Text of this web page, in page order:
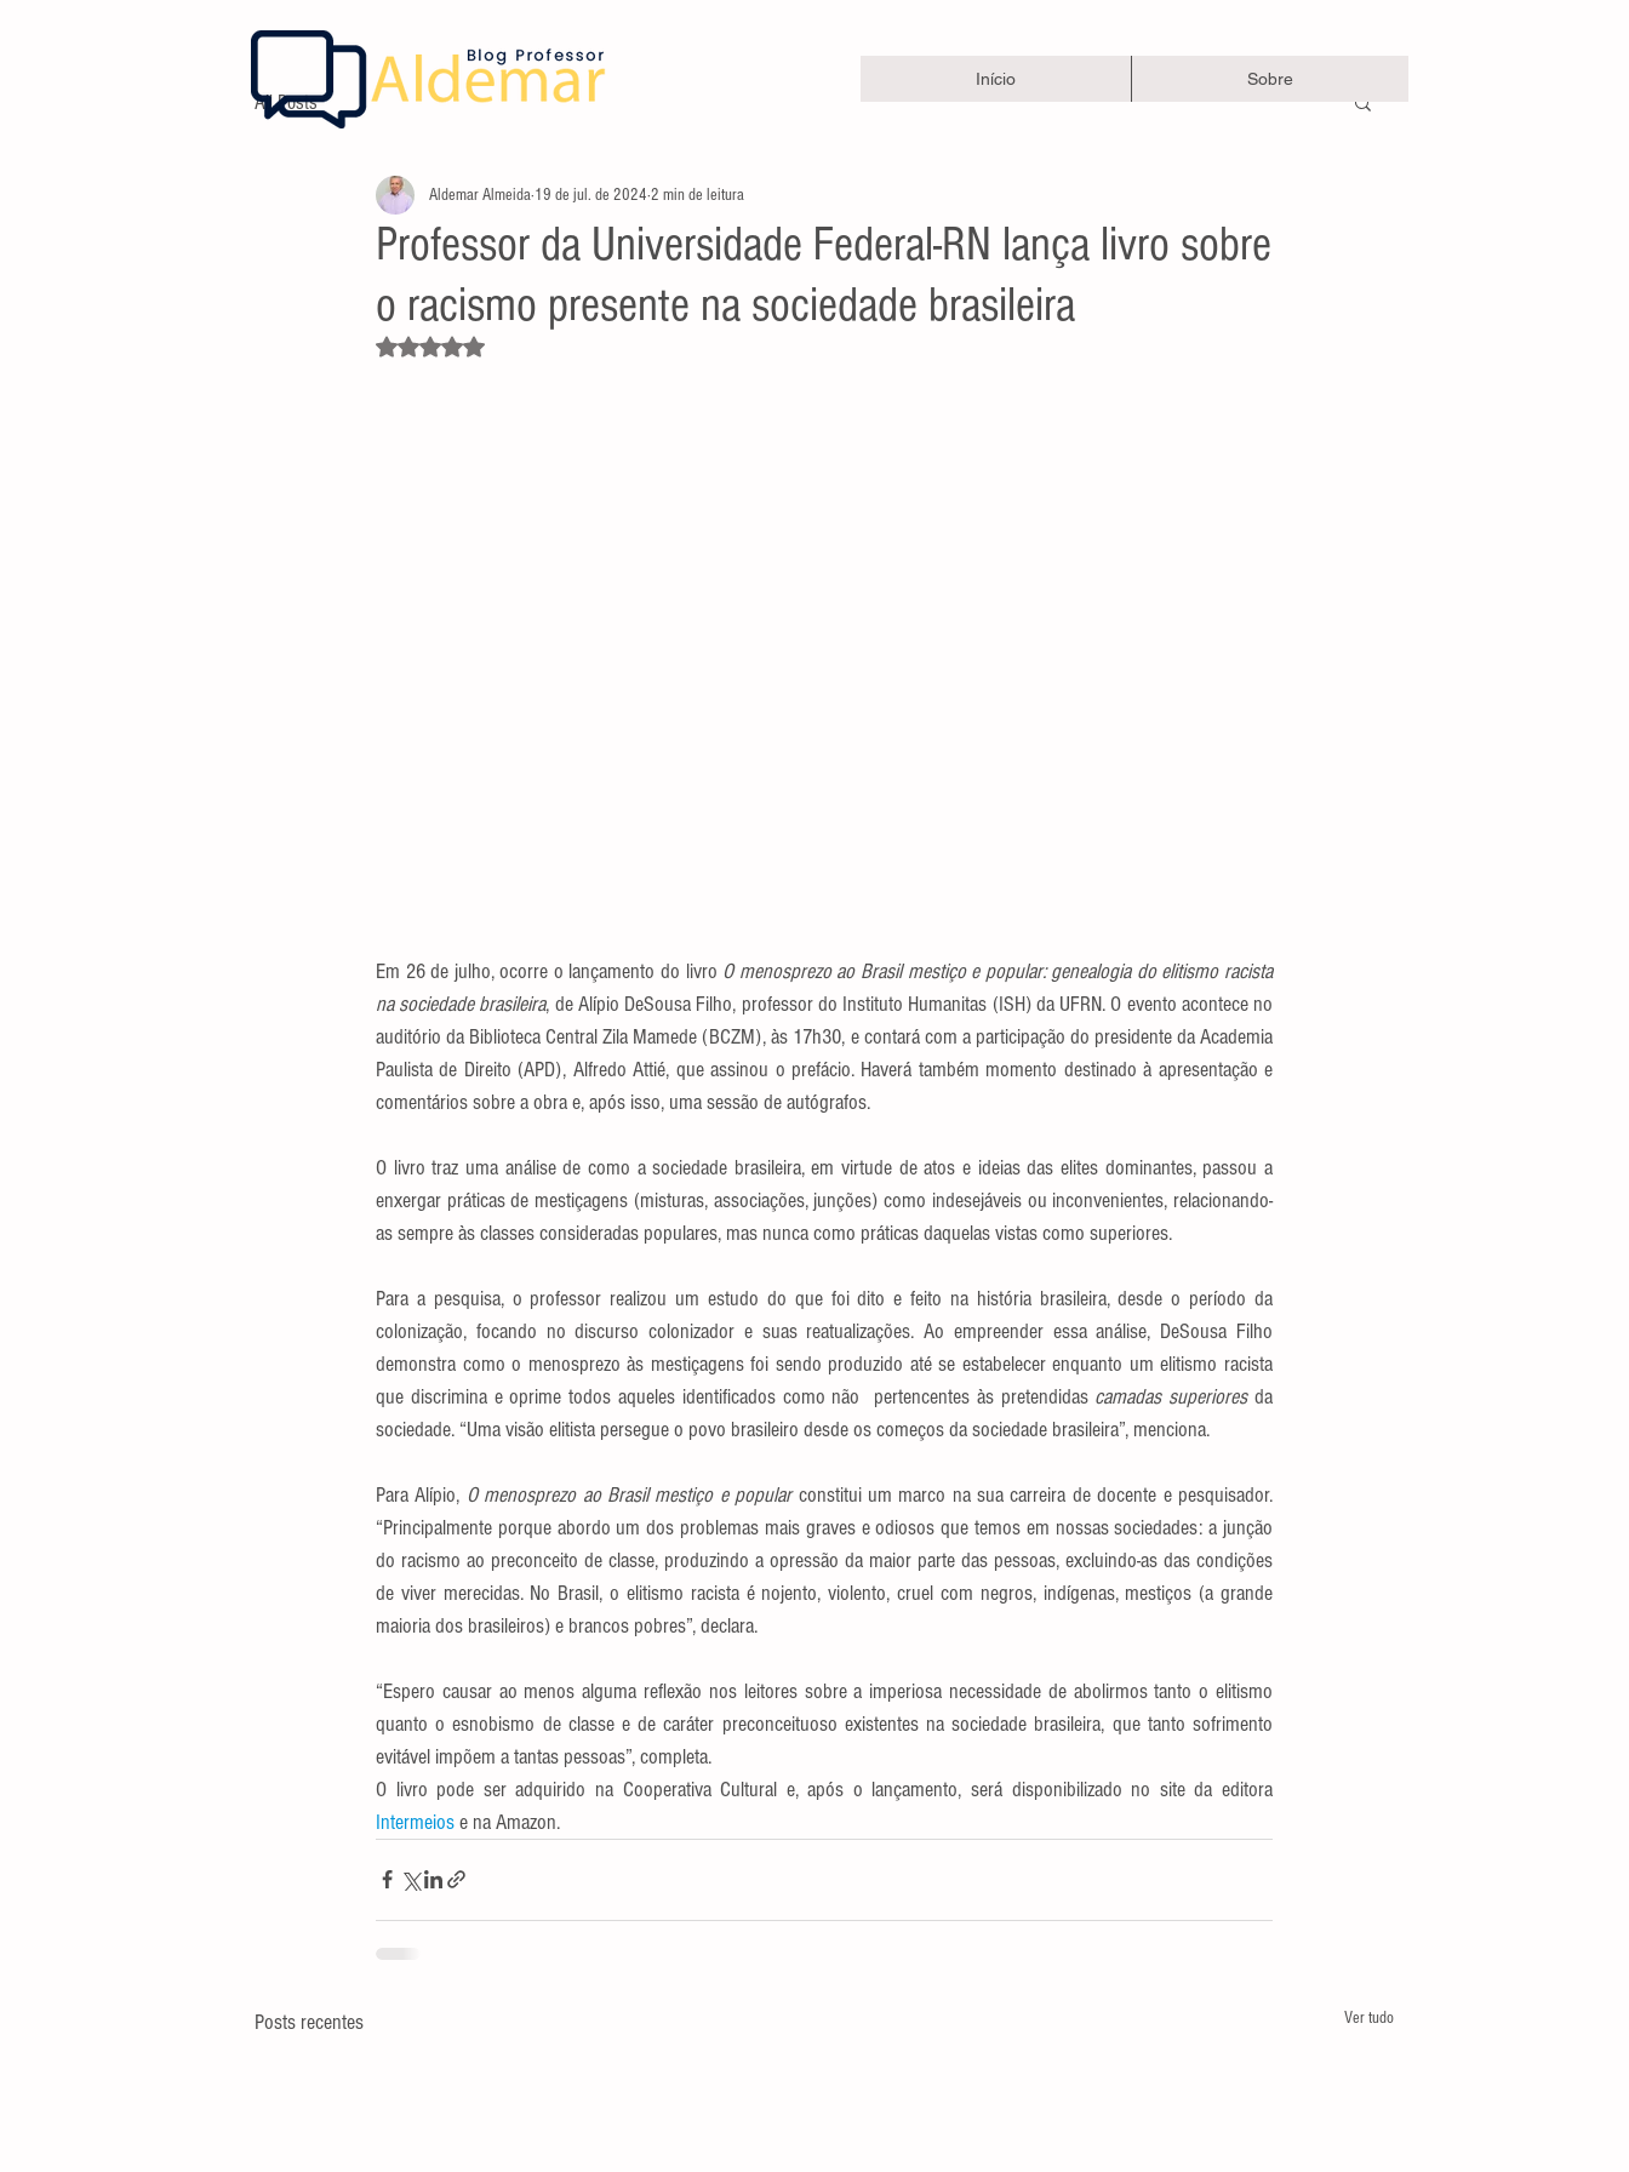
Início Sobre
All Posts
Professor da Universidade Federal-RN lança livro sobre
o racismo presente na sociedade brasileira
Aldemar Almeida 19 de jul. de 2024 2 min de leitura
Avaliado com NaN de 5 estrelas.
Em 26 de julho, ocorre o lançamento do livro O menosprezo ao Brasil mestiço e popular: genealogia do elitismo racista
na sociedade brasileira, de Alípio DeSousa Filho, professor do Instituto Humanitas (ISH) da UFRN. O evento acontece no
auditório da Biblioteca Central Zila Mamede (BCZM), às 17h30, e contará com a participação do presidente da Academia
Paulista de Direito (APD), Alfredo Attié, que assinou o prefácio. Haverá também momento destinado à apresentação e
comentários sobre a obra e, após isso, uma sessão de autógrafos.
O livro traz uma análise de como a sociedade brasileira, em virtude de atos e ideias das elites dominantes, passou a
enxergar práticas de mestiçagens (misturas, associações, junções) como indesejáveis ou inconvenientes, relacionando-
as sempre às classes consideradas populares, mas nunca como práticas daquelas vistas como superiores.
Para a pesquisa, o professor realizou um estudo do que foi dito e feito na história brasileira, desde o período da
colonização, focando no discurso colonizador e suas reatualizações. Ao empreender essa análise, DeSousa Filho
demonstra como o menosprezo às mestiçagens foi sendo produzido até se estabelecer enquanto um elitismo racista
que discrimina e oprime todos aqueles identificados como não  pertencentes às pretendidas camadas superiores da
sociedade. “Uma visão elitista persegue o povo brasileiro desde os começos da sociedade brasileira”, menciona.
Para Alípio, O menosprezo ao Brasil mestiço e popular constitui um marco na sua carreira de docente e pesquisador.
“Principalmente porque abordo um dos problemas mais graves e odiosos que temos em nossas sociedades: a junção
do racismo ao preconceito de classe, produzindo a opressão da maior parte das pessoas, excluindo-as das condições
de viver merecidas. No Brasil, o elitismo racista é nojento, violento, cruel com negros, indígenas, mestiços (a grande
maioria dos brasileiros) e brancos pobres”, declara.
“Espero causar ao menos alguma reflexão nos leitores sobre a imperiosa necessidade de abolirmos tanto o elitismo
quanto o esnobismo de classe e de caráter preconceituoso existentes na sociedade brasileira, que tanto sofrimento
evitável impõem a tantas pessoas”, completa.
Intermeios e na Amazon.
Posts recentes Ver tudo